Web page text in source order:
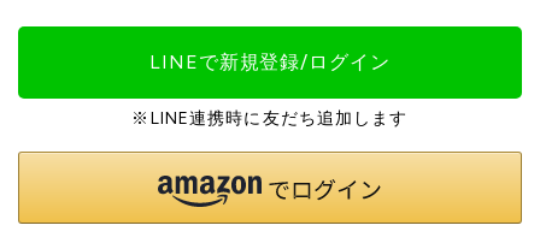
LINEで新規登録/ログイン
※LINE連携時に友だち追加します